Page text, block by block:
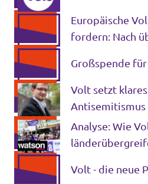
Europäische
fordern: Nach
Stimme
Großspende
Volt setzt
Antisemitismus
Analyse: Wie
Volt - die neue